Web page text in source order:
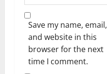
Save my name, email,
and website in this
browser for the next
time I comment.